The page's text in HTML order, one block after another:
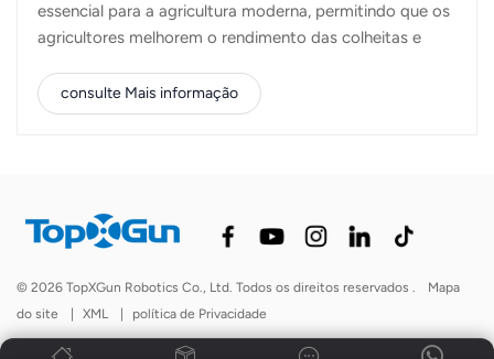
essencial para a agricultura moderna, permitindo que os
agricultores melhorem o rendimento das colheitas e
gerenciamento das culturas. Uma das principais
características que tornam os drones tão úteis na
dados com mais precisão. Usando vários sensores e
software, os drones podem determinar sua localização e
tarefas como mapeamento de culturas, pulverização e
plantio de sementes. Uma das tecnologias de
posicionamento mais importantes usadas em drones
consulte Mais informação
© 2026 TopXGun Robotics Co., Ltd. Todos os direitos reservados .
Mapa
do site
| XML | política de Privacidade